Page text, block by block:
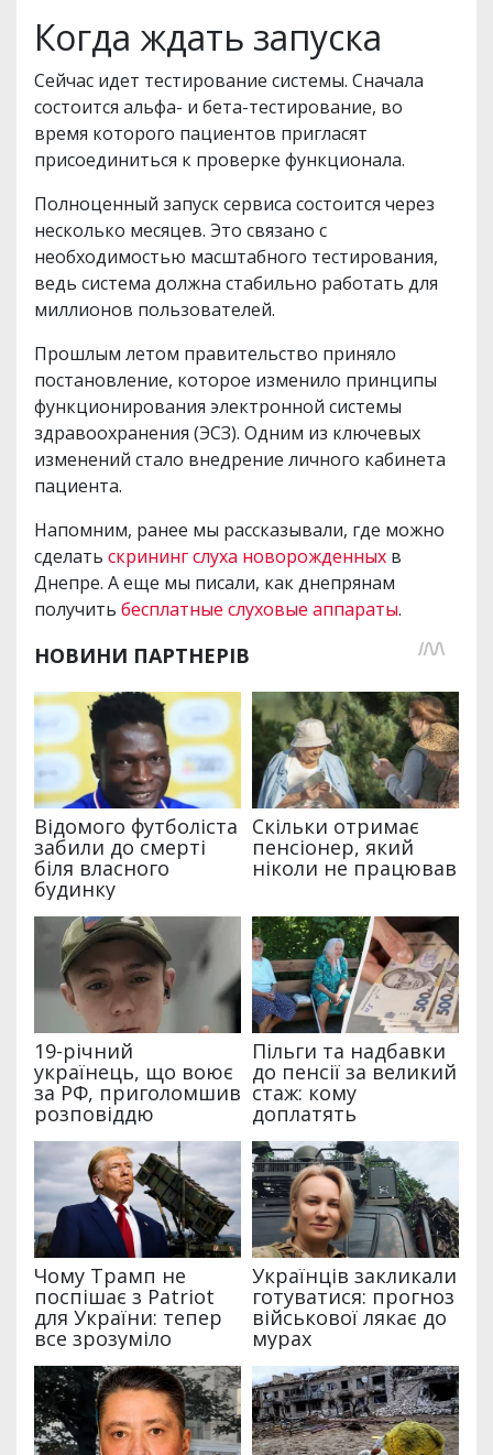
Когда ждать запуска
Сейчас идет тестирование системы. Сначала
состоится альфа- и бета-тестирование, во
время которого пациентов пригласят
присоединиться к проверке функционала.
Полноценный запуск сервиса состоится через
несколько месяцев. Это связано с
необходимостью масштабного тестирования,
ведь система должна стабильно работать для
миллионов пользователей.
Прошлым летом правительство приняло
постановление, которое изменило принципы
функционирования электронной системы
здравоохранения (ЭСЗ). Одним из ключевых
изменений стало внедрение личного кабинета
пациента.
Напомним, ранее мы рассказывали, где можно
сделать скрининг слуха новорожденных в
Днепре. А еще мы писали, как днепрянам
получить бесплатные слуховые аппараты.